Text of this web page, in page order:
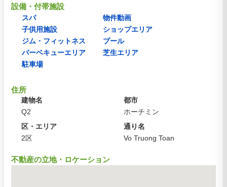
設備・付帯施設
スパ
物件動画
子供用施設
ショップエリア
ジム・フィットネス
プール
バーベキューエリア
芝生エリア
駐車場
住所
建物名
Q2
都市
ホーチミン
区・エリア
2区
通り名
Vo Truong Toan
不動産の立地・ロケーション